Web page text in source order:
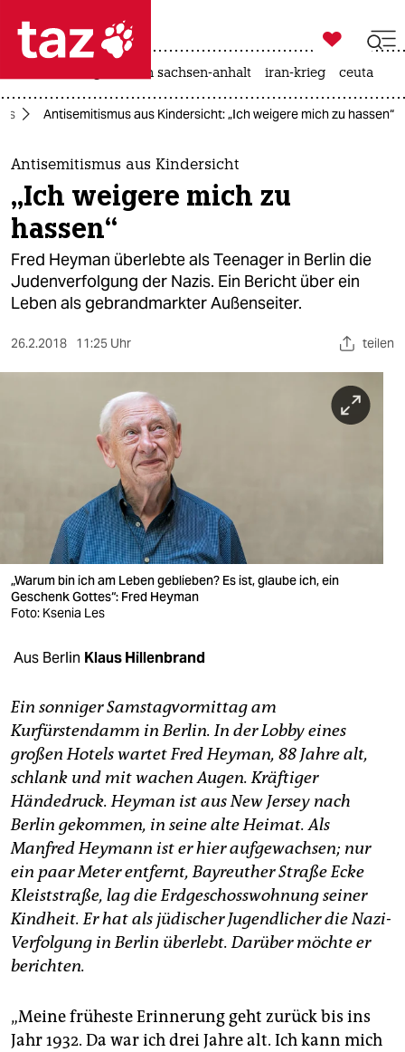
 taz zahl ich
taz zahl ich
themen
politik
öko
gesellschaft
sport
verlag
verlag
veranstaltungen
unterstützen
abo
genossenschaft
epaper login

taz zahl ich
landtagswahl in sachsen-anhalt iran-krieg ceuta
Antisemitismus aus Kindersicht: „Ich weigere mich zu hassen“
Antisemitismus aus Kindersicht
„Ich weigere mich zu
hassen“
Fred Heyman überlebte als Teenager in Berlin die
Judenverfolgung der Nazis. Ein Bericht über ein
Leben als gebrandmarkter Außenseiter.
26.2.2018 11:25 Uhr teilen
„Warum bin ich am Leben geblieben? Es ist, glaube ich, ein
Geschenk Gottes“: Fred Heyman
Foto: Ksenia Les
Aus Berlin Klaus Hillenbrand
Ein sonniger Samstagvormittag am
Kurfürstendamm in Berlin. In der Lobby eines
großen Hotels wartet Fred Heyman, 88 Jahre alt,
schlank und mit wachen Augen. Kräftiger
Händedruck. Heyman ist aus New Jersey nach
Berlin gekommen, in seine alte Heimat. Als
Manfred Heymann ist er hier aufgewachsen; nur
ein paar Meter entfernt, Bayreuther Straße Ecke
Kleiststraße, lag die Erdgeschosswohnung seiner
Kindheit. Er hat als jüdischer Jugendlicher die Nazi-
Verfolgung in Berlin überlebt. Darüber möchte er
berichten.
„Meine früheste Erinnerung geht zurück bis ins
Jahr 1932. Da war ich drei Jahre alt. Ich kann mich